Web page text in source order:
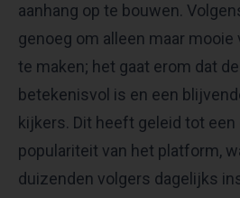
aanhang op te bouwen.
genoeg om alleen maar mooie
te maken; het gaat erom dat
betekenisvol is en een
kijkers. Dit heeft geleid tot een
populariteit van het platform,
duizenden volgers dagelijks